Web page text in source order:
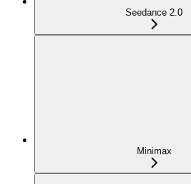
Seedance 2.0
Minimax